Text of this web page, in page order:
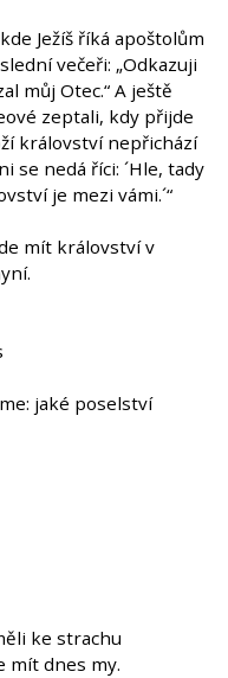
Ježíš říká apoštolům
večeři: „Odkazuji
můj Otec.“ A ještě
zeptali, kdy přijde
království nepřichází
se nedá říci: ´Hle, tady
je mezi vámi.´“
mít království v
jaké poselství
ke strachu
mít dnes my.